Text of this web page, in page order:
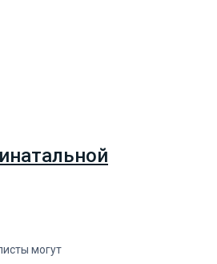
могут